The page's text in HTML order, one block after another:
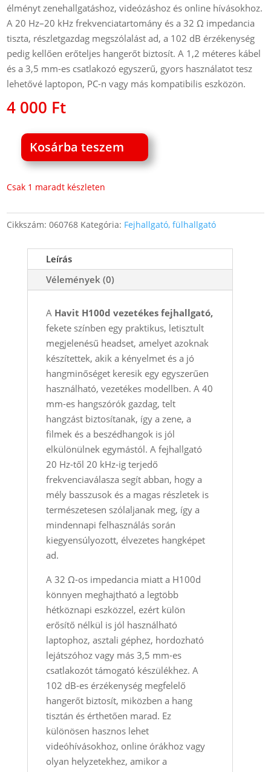
élményt zenehallgatáshoz, videózáshoz és online hívásokhoz.
A 20 Hz–20 kHz frekvenciatartomány és a 32 Ω impedancia
tiszta, részletgazdag megszólalást ad, a 102 dB érzékenység
pedig kellően erőteljes hangerőt biztosít. A 1,2 méteres kábel
és a 3,5 mm-es csatlakozó egyszerű, gyors használatot tesz
lehetővé laptopon, PC-n vagy más kompatibilis eszközön.
4 000 Ft
Havit
H100d
vezetékes
mikrofonos
fekete
Kosárba teszem
Csak 1 maradt készleten
Cikkszám:060768 Kategória: Fejhallgató, fülhallgató
Leírás
Vélemények (0)
A Havit H100d vezetékes fejhallgató,
fekete színben egy praktikus, letisztult
megjelenésű headset, amelyet azoknak
készítettek, akik a kényelmet és a jó
hangminőséget keresik egy egyszerűen
használható, vezetékes modellben. A 40
mm-es hangszórók gazdag, telt
hangzást biztosítanak, így a zene, a
filmek és a beszédhangok is jól
elkülönülnek egymástól. A fejhallgató
20 Hz-től 20 kHz-ig terjedő
frekvenciaválasza segít abban, hogy a
mély basszusok és a magas részletek is
természetesen szólaljanak meg, így a
mindennapi felhasználás során
kiegyensúlyozott, élvezetes hangképet
ad.
A 32 Ω-os impedancia miatt a H100d
könnyen meghajtható a legtöbb
hétköznapi eszközzel, ezért külön
erősítő nélkül is jól használható
laptophoz, asztali géphez, hordozható
lejátszóhoz vagy más 3,5 mm-es
csatlakozót támogató készülékhez. A
102 dB-es érzékenység megfelelő
hangerőt biztosít, miközben a hang
tisztán és érthetően marad. Ez
különösen hasznos lehet
videóhívásokhoz, online órákhoz vagy
olyan helyzetekhez, amikor a